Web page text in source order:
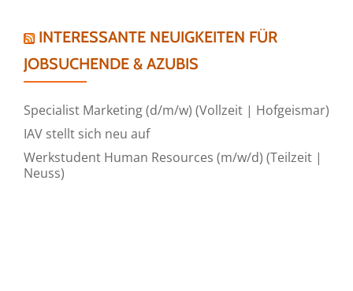
INTERESSANTE NEUIGKEITEN FÜR
JOBSUCHENDE & AZUBIS
Specialist Marketing (d/m/w) (Vollzeit | Hofgeismar)
IAV stellt sich neu auf
Werkstudent Human Resources (m/w/d) (Teilzeit |
Neuss)